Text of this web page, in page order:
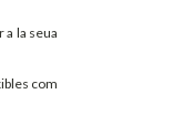
la seua
com